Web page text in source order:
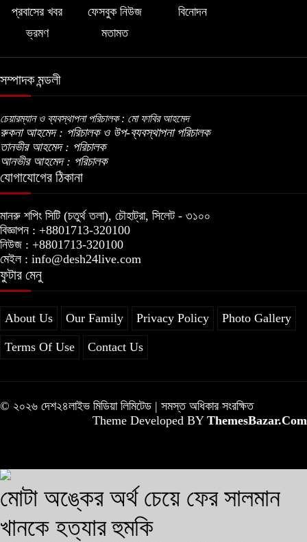
প্রবাসের খবর
ফেসবুক নিউজ
বিনোদন
ভ্রমণ
মতামত
সম্পাদক মন্ডলী
চেয়ারম্যান ও ব্যবস্থাপনা পরিচালক : মো ফাবির আহমেদ
রুকনা আহমেদ : পরিচালক ও উপ-ব্যবস্থাপনা পরিচালক
তানভীর আহমেদ : পরিচালক
আনভীর আহমেদ : পরিচালক
যোগাযোগের ঠিকানা
মানরু শপিং সিটি (চতুর্থ তলা), চৌহাট্রা, সিলেট - ৩১০০
বিজ্ঞাপন : +8801713-320100
নিউজ : +8801713-320100
মেইল : info@desh24live.com
ফুটার মেনু
About Us Our Family Privacy Policy Photo Gallery
Terms Of Use Contact Us
© ২০২৬ দেশ২৪লাইভ মিডিয়া লিমিটেড | সমস্ত অধিকার সংরক্ষিত
Theme Developed BY ThemesBazar.Com
মোটা অঙ্কের অর্থ চেয়ে ফের সালমান
খানকে হত্যার হুমকি